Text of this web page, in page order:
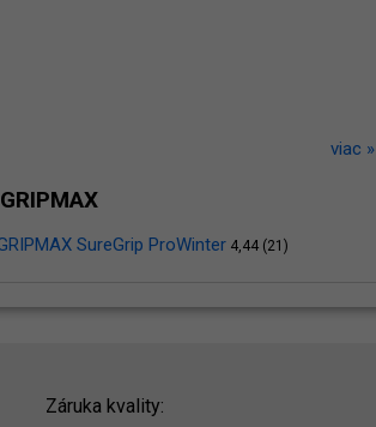
viac »
SureGrip ProWinter 4,44 (21)
Záruka kvality: